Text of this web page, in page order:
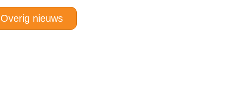
Overig nieuws